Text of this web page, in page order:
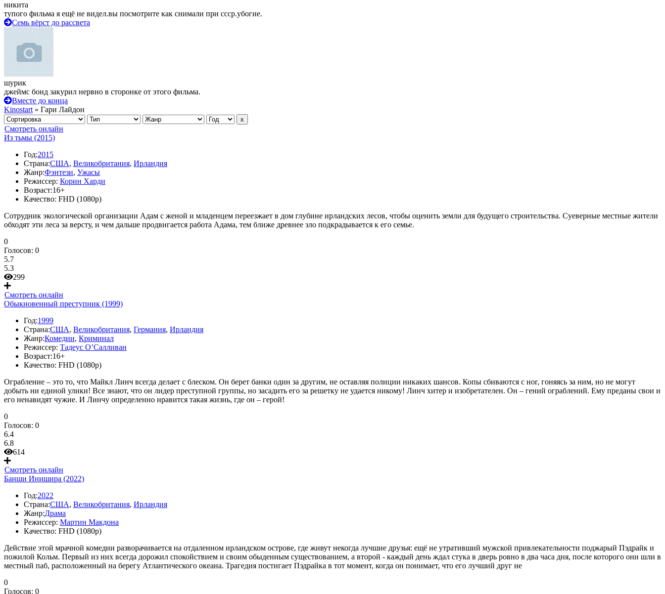
никита
тупого фильма я ещё не видел.вы посмотрите как снимали при ссср.убогие.
Семь вёрст до рассвета
шурик
джеймс бонд закурил нервно в сторонке от этого фильма.
Вместе до конца
Kinostart » Гари Лайдон
Смотреть онлайн
Из тьмы (2015)
Год:2015
Страна:США, Великобритания, Ирландия
Жанр:Фэнтези, Ужасы
Режиссер: Корин Харди
Возраст:16+
Качество: FHD (1080p)
Сотрудник экологической организации Адам с женой и младенцем переезжает в дом глубине ирландских лесов, чтобы оценить земли для будущего строительства. Суеверные местные жители
обходят эти леса за версту, и чем дальше продвигается работа Адама, тем ближе древнее зло подкрадывается к его семье.
0
Голосов: 0
5.7
5.3
299
Смотреть онлайн
Обыкновенный преступник (1999)
Год:1999
Страна:США, Великобритания, Германия, Ирландия
Жанр:Комедии, Криминал
Режиссер: Тадеус О’Салливан
Возраст:16+
Качество: FHD (1080p)
Ограбление – это то, что Майкл Линч всегда делает с блеском. Он берет банки один за другим, не оставляя полиции никаких шансов. Копы сбиваются с ног, гоняясь за ним, но не могут
добыть ни единой улики! Все знают, что он лидер преступной группы, но засадить его за решетку не удается никому! Линч хитер и изобретателен. Он – гений ограблений. Ему преданы свои и
его ненавидят чужие. И Линчу определенно нравится такая жизнь, где он – герой!
0
Голосов: 0
6.4
6.8
614
Смотреть онлайн
Банши Инишира (2022)
Год:2022
Страна:США, Великобритания, Ирландия
Жанр:Драма
Режиссер: Мартин Макдона
Качество: FHD (1080p)
Действие этой мрачной комедии разворачивается на отдаленном ирландском острове, где живут некогда лучшие друзья: ещё не утративший мужской привлекательности поджарый Пэдрайк и
пожилой Кольм. Первый из них всегда дорожил спокойствием и своим обыденным существованием, а второй - каждый день ждал стука в дверь ровно в два часа дня, после которого они шли в
местный паб, расположенный на берегу Атлантического океана. Трагедия постигает Пэдрайка в тот момент, когда он понимает, что его лучший друг не
0
Голосов: 0